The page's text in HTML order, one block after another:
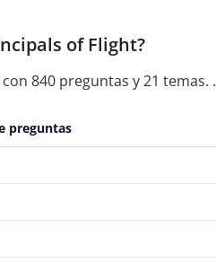
of Flight?
840 preguntas y 21 temas. .
preguntas